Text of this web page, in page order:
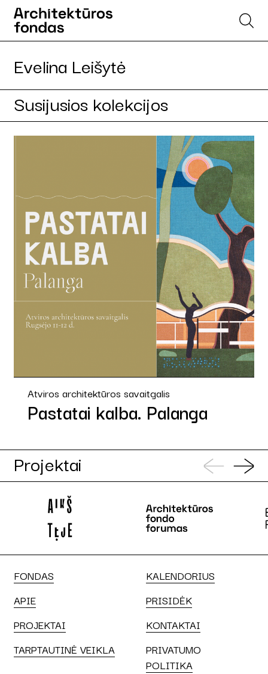
Evelina Leišytė
Susijusios kolekcijos
Atviros architektūros savaitgalis
Pastatai kalba. Palanga
Projektai
FONDAS
APIE
PROJEKTAI
TARPTAUTINĖ VEIKLA
KALENDORIUS
PRISIDĖK
KONTAKTAI
PRIVATUMO
POLITIKA